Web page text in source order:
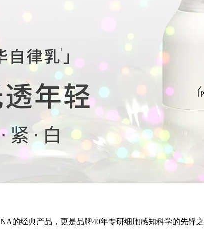
的经典产品，更是品牌40年专研细胞感知科学的先锋